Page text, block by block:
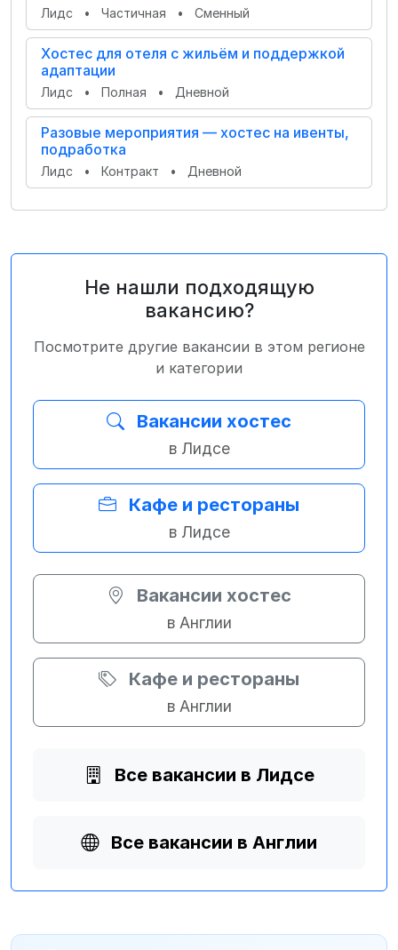
Лидс • Частичная • Сменный
Хостес для отеля с жильём и поддержкой
адаптации
Лидс • Полная • Дневной
Разовые мероприятия — хостес на ивенты,
подработка
Лидс • Контракт • Дневной
Не нашли подходящую
вакансию?
Посмотрите другие вакансии в этом регионе
и категории
Вакансии хостес
в Лидсе
Кафе и рестораны
в Лидсе
Вакансии хостес
в Англии
Кафе и рестораны
в Англии
Все вакансии в Лидсе
Все вакансии в Англии